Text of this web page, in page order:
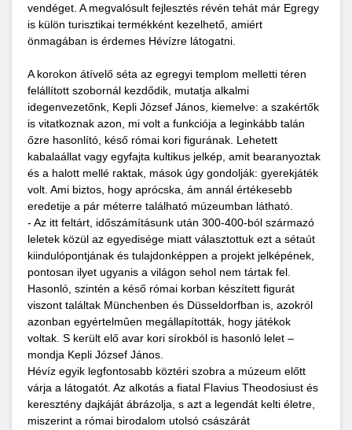
vendéget. A megvalósult fejlesztés révén tehát már Egregy
is külön turisztikai termékként kezelhető, amiért
önmagában is érdemes Hévízre látogatni.
A korokon átívelő séta az egregyi templom melletti téren
felállított szobornál kezdődik, mutatja alkalmi
idegenvezetőnk, Kepli József János, kiemelve: a szakértők
is vitatkoznak azon, mi volt a funkciója a leginkább talán
őzre hasonlító, késő római kori figurának. Lehetett
kabalaállat vagy egyfajta kultikus jelkép, amit bearanyoztak
és a halott mellé raktak, mások úgy gondolják: gyerekjáték
volt. Ami biztos, hogy aprócska, ám annál értékesebb
eredetije a pár méterre található múzeumban látható.
- Az itt feltárt, időszámításunk után 300-400-ból származó
leletek közül az egyedisége miatt választottuk ezt a sétaút
kiindulópontjának és tulajdonképpen a projekt jelképének,
pontosan ilyet ugyanis a világon sehol nem tártak fel.
Hasonló, szintén a késő római korban készített figurát
viszont találtak Münchenben és Düsseldorfban is, azokról
azonban egyértelmûen megállapították, hogy játékok
voltak. S került elő avar kori sírokból is hasonló lelet –
mondja Kepli József János.
Hévíz egyik legfontosabb köztéri szobra a múzeum előtt
várja a látogatót. Az alkotás a fiatal Flavius Theodosiust és
keresztény dajkáját ábrázolja, s azt a legendát kelti életre,
miszerint a római birodalom utolsó császárát